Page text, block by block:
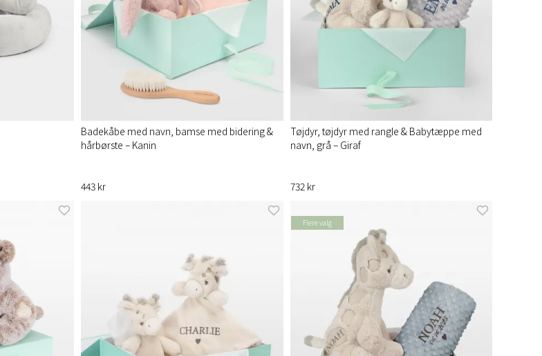
Badekåbe med navn, bamse med bidering &
hårbørste – Kanin
443 kr
Tøjdyr, tøjdyr med rangle & Babytæppe med
navn, grå – Giraf
732 kr
Flere valg